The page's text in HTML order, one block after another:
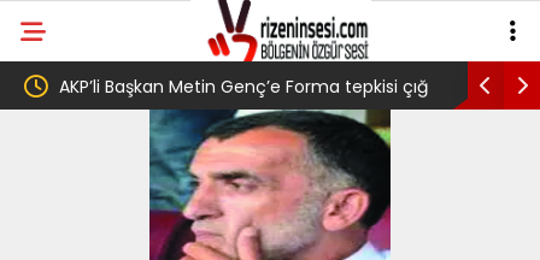
AKP’li Başkan Metin Genç’e Forma tepkisi çığ
gibi: Dilek Ilgın Ela adlı yurttaş ise ” Genç,
köyünde babasının toprağını satarak
Trabzonspor 6.661 forma almış” dedi
Salah